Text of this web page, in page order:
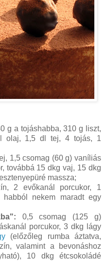
g a tojáshabba, 310 g liszt,
olaj, 1,5 dl tej, 4 tojás, 1
1,5 csomag (60 g) vaníliás
továbbá 15 dkg vaj, 15 dkg
massza;
2 evőkanál porcukor, 1
nekem maradt egy
0,5 csomag (125 g)
porcukor, 3 dkg lágy
(előzőleg rumba áztatva,
valamint a bevonáshoz
10 dkg étcsokoládé